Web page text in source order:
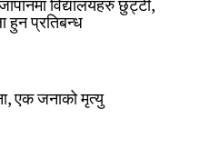
हुन प्रतिबन्ध
एक जनाको मृत्यु